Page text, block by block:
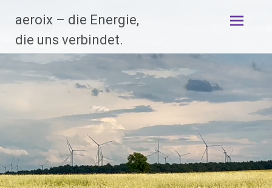
Inhalt
springen
aeroix – die Energie,
die uns verbindet.